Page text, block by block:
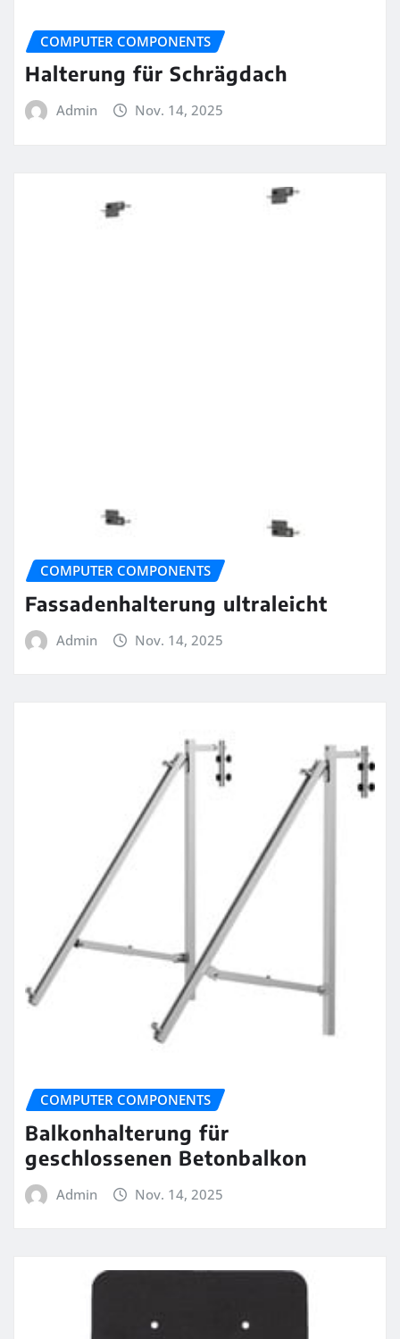
COMPUTER COMPONENTS
Halterung für Schrägdach
Admin Nov. 14, 2025
COMPUTER COMPONENTS
Fassadenhalterung ultraleicht
Admin Nov. 14, 2025
COMPUTER COMPONENTS
Balkonhalterung für
geschlossenen Betonbalkon
Admin Nov. 14, 2025